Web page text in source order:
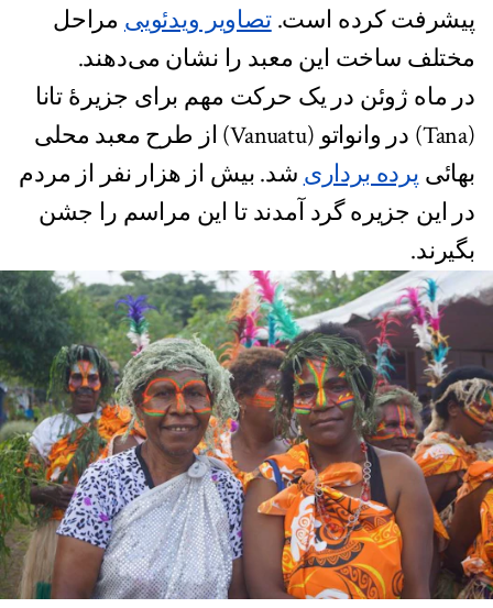
پیشرفت کرده است.تصاویر ویدئویی مراحل
مختلف ساخت این معبد را نشان می‌دهند.
در ماه ژوئن در یک حرکت مهم برای جزیرۀ تانا
(Tana) در وانواتو (Vanuatu) از طرح معبد محلی
بهائیپرده برداری شد. بیش از هزار نفر از مردم
در این جزیره گرد آمدند تا این مراسم را جشن
بگیرند.